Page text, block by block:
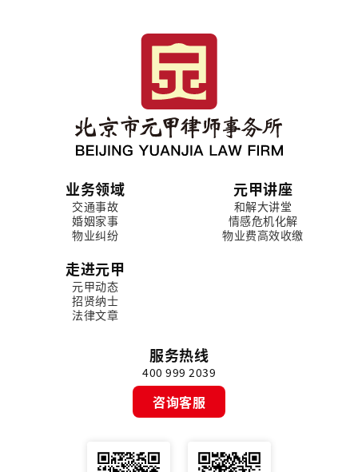
业务领域
交通事故
婚姻家事
物业纠纷
元甲讲座
和解大讲堂
情感危机化解
物业费高效收缴
走进元甲
元甲动态
招贤纳士
法律文章
服务热线
400 999 2039
咨询客服